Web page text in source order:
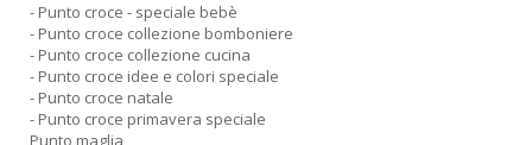
- Punto croce - speciale bebè
- Punto croce collezione bomboniere
- Punto croce collezione cucina
- Punto croce idee e colori speciale
- Punto croce natale
- Punto croce primavera speciale
Punto maglia